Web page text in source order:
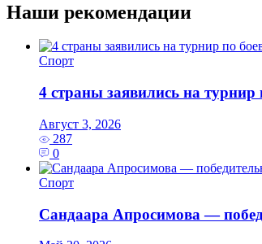
Наши рекомендации
Спорт
4 страны заявились на
Август 3, 2026
287
0
Спорт
Сандаара Апросимова —